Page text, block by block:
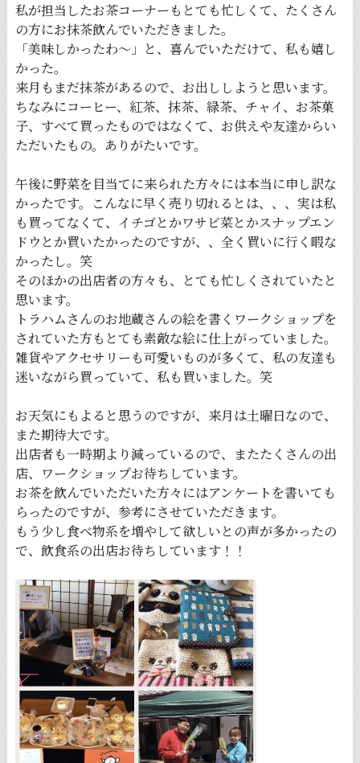
私が担当したお茶コーナーもとても忙しくて、たくさん
の方にお抹茶飲んでいただきました。
「美味しかったわ〜」と、喜んでいただけて、私も嬉し
かった。
来月もまだ抹茶があるので、お出ししようと思います。
ちなみにコーヒー、紅茶、抹茶、緑茶、チャイ、お茶菓
子、すべて買ったものではなくて、お供えや友達からい
ただいたもの。ありがたいです。
午後に野菜を目当てに来られた方々には本当に申し訳な
かったです。こんなに早く売り切れるとは、、、実は私
も買ってなくて、イチゴとかワサビ菜とかスナップエン
ドウとか買いたかったのですが、、全く買いに行く暇な
かったし。笑
そのほかの出店者の方々も、とても忙しくされていたと
思います。
トラハムさんのお地蔵さんの絵を書くワークショップを
されていた方もとても素敵な絵に仕上がっていました。
雑貨やアクセサリーも可愛いものが多くて、私の友達も
迷いながら買っていて、私も買いました。笑
お天気にもよると思うのですが、来月は土曜日なので、
また期待大です。
出店者も一時期より減っているので、またたくさんの出
店、ワークショップお待ちしています。
お茶を飲んでいただいた方々にはアンケートを書いても
らったのですが、参考にさせていただきます。
もう少し食べ物系を増やして欲しいとの声が多かったの
で、飲食系の出店お待ちしています！！